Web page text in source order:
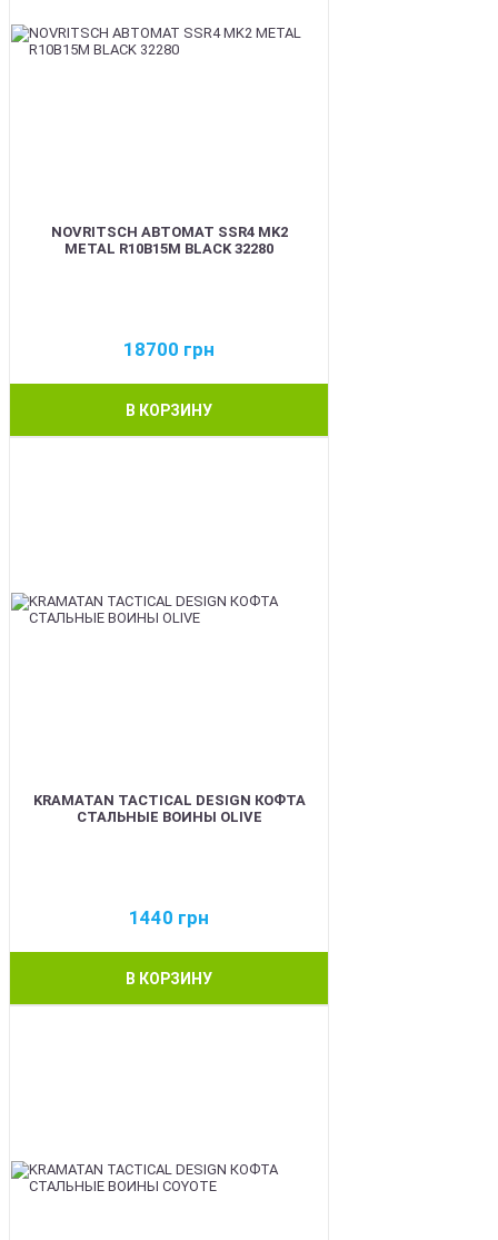
NOVRITSCH АВТОМАТ SSR4 MK2
METAL R10B15M BLACK 32280
18700 грн
В КОРЗИНУ
KRAMATAN TACTICAL DESIGN КОФТА
СТАЛЬНЫЕ ВОИНЫ OLIVE
1440 грн
В КОРЗИНУ